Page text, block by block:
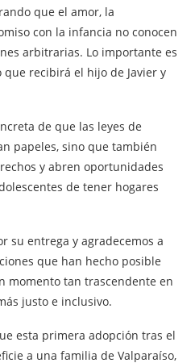
que el amor, la
con la infancia no conocen
arbitrarias. Lo importante es
recibirá el hijo de Javier y
de que las leyes de
papeles, sino que también
y abren oportunidades
de tener hogares
su entrega y agradecemos a
que han hecho posible
momento tan trascendente en
justo e inclusivo.
esta primera adopción tras el
a una familia de Valparaíso,